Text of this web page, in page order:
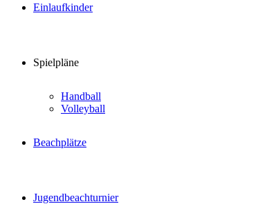
Einlaufkinder
Spielpläne
Handball
Volleyball
Beachplätze
Jugendbeachturnier